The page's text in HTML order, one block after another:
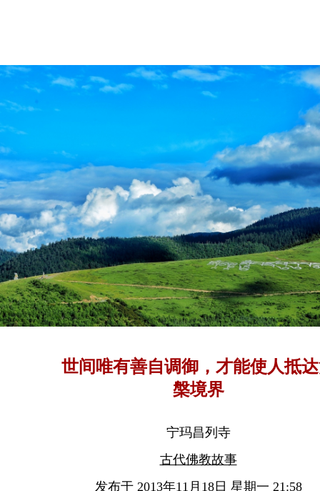
世间唯有善自调御，才能使人抵
槃境界
宁玛昌列寺
古代佛教故事
发布于 2013年11月18日 星期一 21:58